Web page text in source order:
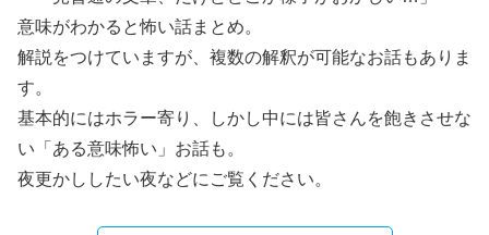
意味がわかると怖い話まとめ。
解説をつけていますが、複数の解釈が可能なお話もありま
す。
基本的にはホラー寄り、しかし中には皆さんを飽きさせな
い「ある意味怖い」お話も。
夜更かししたい夜などにご覧ください。